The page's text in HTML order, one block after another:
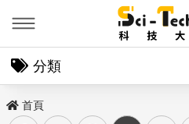
分類
首頁